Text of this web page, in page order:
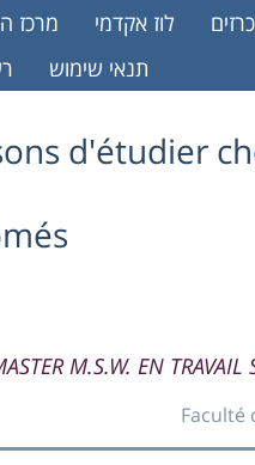
מרכז לוז אקדמי
תנאי שימוש
d'étudier
M.S.W. EN
Faculté